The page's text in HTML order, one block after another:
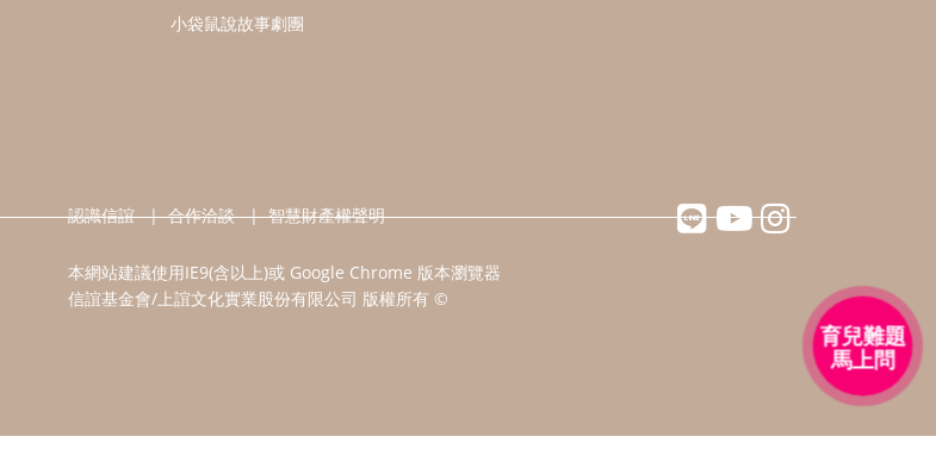
小袋鼠說故事劇團
認識信誼 合作洽談 智慧財產權聲明
本網站建議使用IE9(含以上)或 Google Chrome 版本瀏覽器
信誼基金會/上誼文化實業股份有限公司 版權所有 ©
育兒難題
馬上問